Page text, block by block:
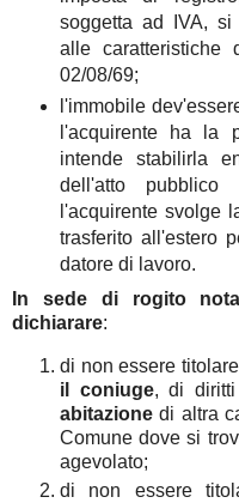
soggetta ad IVA, si
alle caratteristiche
02/08/69;
l'immobile
l'acquirente ha la
intende stabilirla
dell'atto
l'acquirente svolge
trasferito all'estero
datore di lavoro.
In sede di rogito
dichiarare:
di non essere
il coniuge, di
abitazione di altra
Comune dove si
agevolato;
di non essere